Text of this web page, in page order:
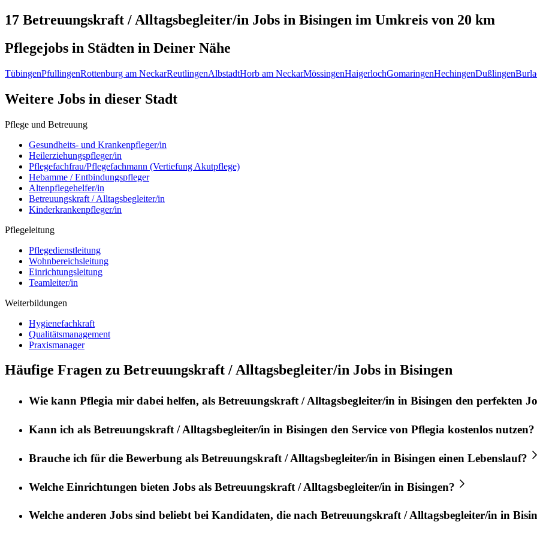
17 Betreuungskraft / Alltagsbegleiter/in Jobs in Bisingen im Umkreis von 20 km
Pflegejobs in Städten in Deiner Nähe
TübingenPfullingenRottenburg am NeckarReutlingenAlbstadtHorb am NeckarMössingenHaigerlochGomaringenHechingenDußlingen
Weitere Jobs in dieser Stadt
Pflege und Betreuung
Gesundheits- und Krankenpfleger/in
Heilerziehungspfleger/in
Pflegefachfrau/Pflegefachmann (Vertiefung Akutpflege)
Hebamme / Entbindungspfleger
Altenpflegehelfer/in
Betreuungskraft / Alltagsbegleiter/in
Kinderkrankenpfleger/in
Pflegeleitung
Pflegedienstleitung
Wohnbereichsleitung
Einrichtungsleitung
Teamleiter/in
Weiterbildungen
Hygienefachkraft
Qualitätsmanagement
Praxismanager
Häufige Fragen zu Betreuungskraft / Alltagsbegleiter/in Jobs in Bisingen
Wie kann Pflegia mir dabei helfen, als Betreuungskraft / Alltagsbegleiter/in in Bisingen den perfekten
Kann ich als Betreuungskraft / Alltagsbegleiter/in in Bisingen den Service von Pflegia kostenlos nutzen?
Brauche ich für die Bewerbung als Betreuungskraft / Alltagsbegleiter/in in Bisingen einen Lebenslauf?
Welche Einrichtungen bieten Jobs als Betreuungskraft / Alltagsbegleiter/in in Bisingen?
Welche anderen Jobs sind beliebt bei Kandidaten, die nach Betreuungskraft / Alltagsbegleiter/in in